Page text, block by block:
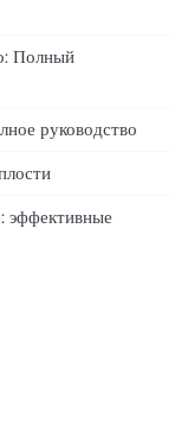
Полный
руководство
эффективные